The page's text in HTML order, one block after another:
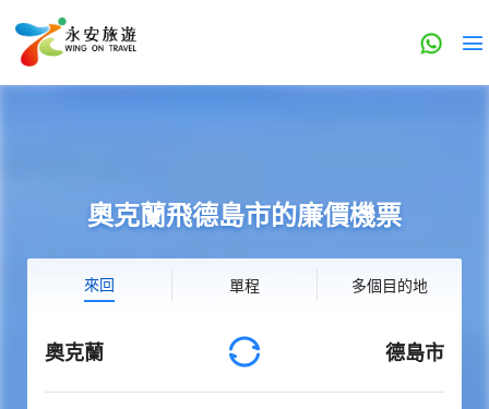
奧克蘭飛德島市的廉價機票
來回 單程 多個目的地
奧克蘭 德島市